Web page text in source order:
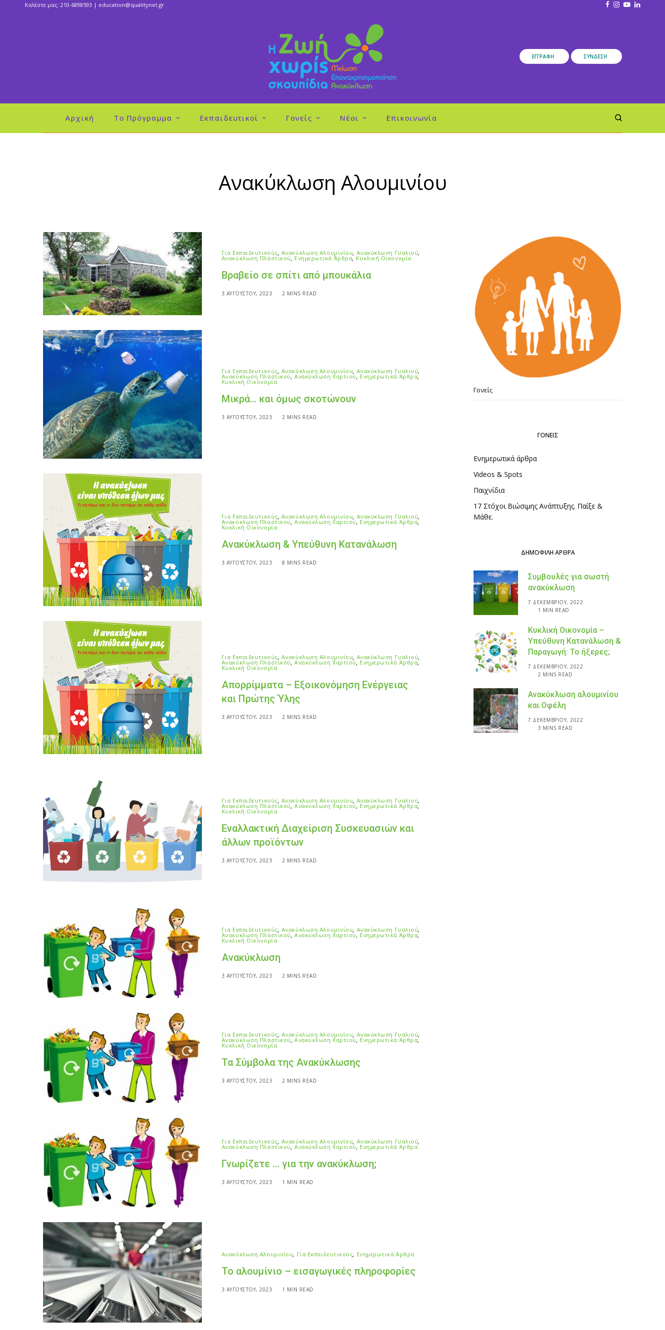
Καλέστε μας: 210-6898593 | education@qualitynet.gr
ΕΓΓΡΑΦΉ ΣΎΝΔΕΣΗ
Αρχική Το Πρόγραμμα Εκπαιδευτικοί Γονείς Νέοι Επικοινωνία
Ανακύκλωση Αλουμινίου
Για Εκπαιδευτικούς Ανακύκλωση Αλουμινίου Ανακύκλωση Γυαλιού
Ανακύκλωση Πλαστικού Ενημερωτικά Άρθρα, Κυκλική Οικονομία
Βραβείο σε σπίτι από μπουκάλια
3 ΑΥΓΟΎΣΤΟΥ, 2023 2 MINS READ
Για Εκπαιδευτικούς Ανακύκλωση Αλουμινίου Ανακύκλωση Γυαλιού
Ανακύκλωση Πλαστικού Ανακύκλωση Χαρτιού Ενημερωτικά Άρθρα,
Κυκλική Οικονομία
Μικρά… και όμως σκοτώνουν
3 ΑΥΓΟΎΣΤΟΥ, 2023 2 MINS READ
Για Εκπαιδευτικούς Ανακύκλωση Αλουμινίου Ανακύκλωση Γυαλιού
Ανακύκλωση Πλαστικού Ανακύκλωση Χαρτιού Ενημερωτικά Άρθρα,
Κυκλική Οικονομία
Ανακύκλωση & Υπεύθυνη Κατανάλωση
3 ΑΥΓΟΎΣΤΟΥ, 2023 8 MINS READ
Για Εκπαιδευτικούς Ανακύκλωση Αλουμινίου Ανακύκλωση Γυαλιού
Ανακύκλωση Πλαστικού Ανακύκλωση Χαρτιού Ενημερωτικά Άρθρα,
Κυκλική Οικονομία
Απορρίμματα – Εξοικονόμηση Ενέργειας
και Πρώτης Ύλης
3 ΑΥΓΟΎΣΤΟΥ, 2023 2 MINS READ
Για Εκπαιδευτικούς, Ανακύκλωση Αλουμινίου, Ανακύκλωση Γυαλιού,
Ανακύκλωση Πλαστικού, Ανακύκλωση Χαρτιού, Ενημερωτικά Άρθρα,
Κυκλική Οικονομία
Εναλλακτική Διαχείριση Συσκευασιών και
άλλων προϊόντων
3 ΑΥΓΟΎΣΤΟΥ, 2023 2 MINS READ
Για Εκπαιδευτικούς, Ανακύκλωση Αλουμινίου, Ανακύκλωση Γυαλιού,
Ανακύκλωση Πλαστικού, Ανακύκλωση Χαρτιού, Ενημερωτικά Άρθρα,
Κυκλική Οικονομία
Ανακύκλωση
3 ΑΥΓΟΎΣΤΟΥ, 2023 2 MINS READ
Για Εκπαιδευτικούς Ανακύκλωση Αλουμινίου Ανακύκλωση Γυαλιού
Ανακύκλωση Πλαστικού Ανακύκλωση Χαρτιού Ενημερωτικά Άρθρα,
Κυκλική Οικονομία
Τα Σύμβολα της Ανακύκλωσης
3 ΑΥΓΟΎΣΤΟΥ, 2023 2 MINS READ
Για Εκπαιδευτικούς, Ανακύκλωση Αλουμινίου, Ανακύκλωση Γυαλιού,
Ανακύκλωση Πλαστικού, Ανακύκλωση Χαρτιού, Ενημερωτικά Άρθρα
Γνωρίζετε … για την ανακύκλωση;
3 ΑΥΓΟΎΣΤΟΥ, 2023 1 MIN READ
Ανακύκλωση Αλουμινίου, Για Εκπαιδευτικούς, Ενημερωτικά Άρθρα
Το αλουμίνιο – εισαγωγικές πληροφορίες
3 ΑΥΓΟΎΣΤΟΥ, 2023 1 MIN READ
Γονείς
ΓΟΝΕΊΣ
Ενημερωτικά άρθρα
Videos & Spots
Παιχνίδια
17 Στόχοι Βιώσιμης Ανάπτυξης. Παίξε &
Μάθε.
ΔΗΜΟΦΙΛΉ ΆΡΘΡΑ
Συμβουλές για σωστή
ανακύκλωση
7 ΔΕΚΕΜΒΡΊΟΥ, 2022
1 MIN READ
Κυκλική Οικονομία –
Υπεύθυνη Κατανάλωση &
Παραγωγή: Το ήξερες;
7 ΔΕΚΕΜΒΡΊΟΥ, 2022
2 MINS READ
Ανακύκλωση αλουμινίου
και Οφέλη
7 ΔΕΚΕΜΒΡΊΟΥ, 2022
3 MINS READ